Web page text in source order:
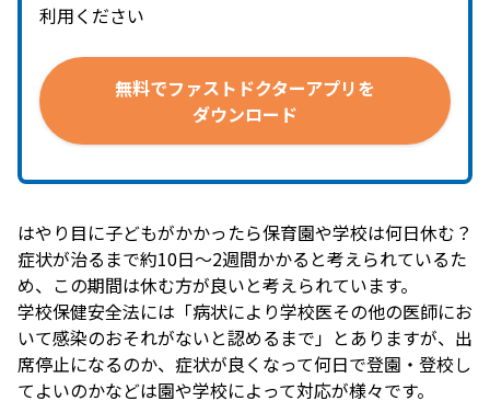
利用ください
無料でファストドクターアプリを
ダウンロード
はやり目に子どもがかかったら保育園や学校は何日休む？
症状が治るまで約10日～2週間かかると考えられているた
め、この期間は休む方が良いと考えられています。
学校保健安全法には「病状により学校医その他の医師にお
いて感染のおそれがないと認めるまで」とありますが、出
席停止になるのか、症状が良くなって何日で登園・登校し
てよいのかなどは園や学校によって対応が様々です。